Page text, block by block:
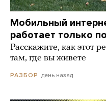
Мобильный
работает только
Расскажите, как этот
там, где вы живете
РАЗБОР день назад